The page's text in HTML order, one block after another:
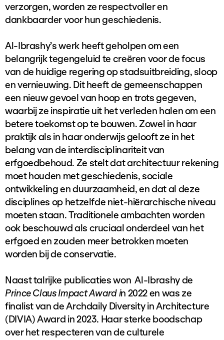
verzorgen, worden ze respectvoller en
dankbaarder voor hun geschiedenis.
Al-Ibrashy’s werk heeft geholpen om een
belangrijk tegengeluid te creëren voor de focus
van de huidige regering op stadsuitbreiding, sloop
en vernieuwing. Dit heeft de gemeenschappen
een nieuw gevoel van hoop en trots gegeven,
waarbij ze inspiratie uit het verleden halen om een
betere toekomst op te bouwen. Zowel in haar
praktijk als in haar onderwijs gelooft ze in het
belang van de interdisciplinariteit van
erfgoedbehoud. Ze stelt dat architectuur rekening
moet houden met geschiedenis, sociale
ontwikkeling en duurzaamheid, en dat al deze
disciplines op hetzelfde niet-hiërarchische niveau
moeten staan. Traditionele ambachten worden
ook beschouwd als cruciaal onderdeel van het
erfgoed en zouden meer betrokken moeten
worden bij de conservatie.
Naast talrijke publicaties won Al-Ibrashy de
Prince Claus Impact Award in 2022 en was ze
finalist van de Archdaily Diversity in Architecture
(DIVIA) Award in 2023. Haar sterke boodschap
over het respecteren van de culturele